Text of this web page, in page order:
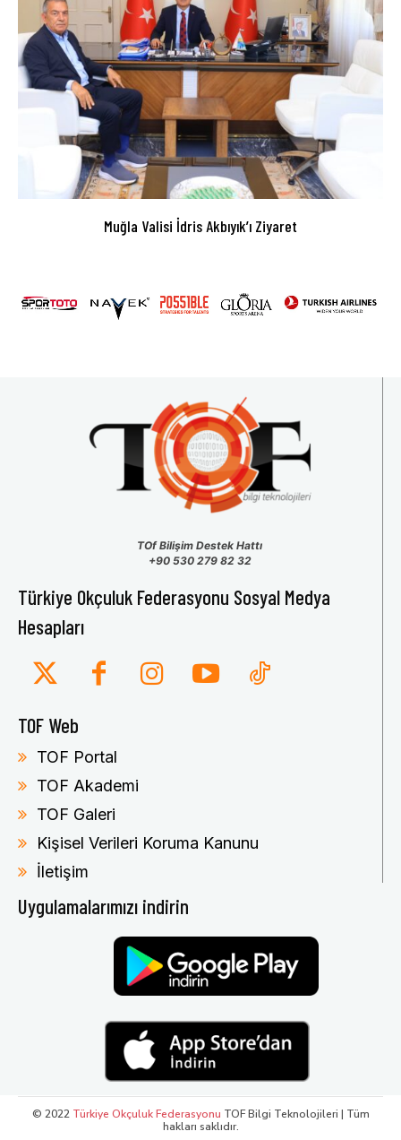
Muğla Valisi İdris Akbıyık’ı Ziyaret
TOf Bilişim Destek Hattı
+90 530 279 82 32
Türkiye Okçuluk Federasyonu Sosyal Medya
Hesapları
TOF Web
TOF Portal
TOF Akademi
TOF Galeri
Kişisel Verileri Koruma Kanunu
İletişim
Uygulamalarımızı indirin
© 2022 Türkiye Okçuluk Federasyonu TOF Bilgi Teknolojileri | Tüm
hakları saklıdır.